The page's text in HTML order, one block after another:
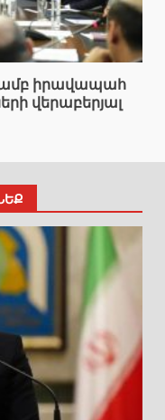
իրավապահ
վերաբերյալ